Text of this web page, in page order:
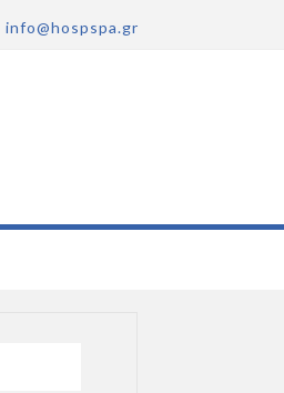
info@hospspa.gr